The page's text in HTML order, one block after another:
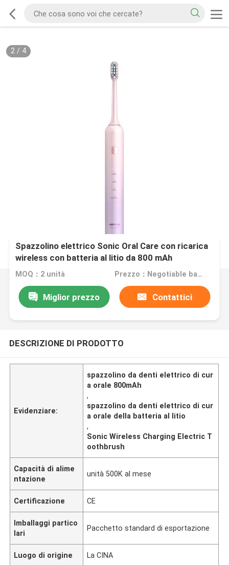
2/ 4
Spazzolino elettrico Sonic Oral Care con ricarica
wireless con batteria al litio da 800 mAh
MOQ：2 unità Prezzo：Negotiable based on order lot quantity
Miglior prezzo Contattici
DESCRIZIONE DI PRODOTTO
Evidenziare:
spazzolino da denti elettrico di cur
a orale 800mAh
,
spazzolino da denti elettrico di cur
a orale della batteria al litio
,
Sonic Wireless Charging Electric T
oothbrush
Capacità di alime
ntazione
unità 500K al mese
Certificazione CE
Imballaggi partico
lari
Pacchetto standard di esportazione
Luogo di origine La CINA